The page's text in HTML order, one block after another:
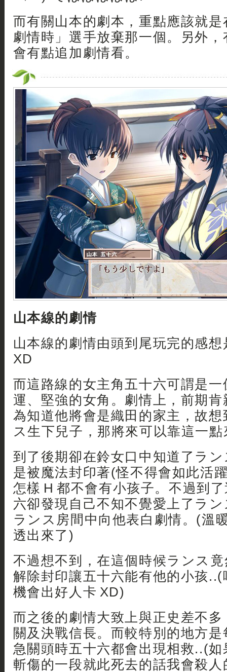
而有關山本的劇本，重點應該就
劇情時」選手放棄那一個。另外
會有點追加劇情看。
山本線的劇情
山本線的劇情由頭到尾玩完的感
XD
而這路線的女主角五十六可謂是
運、堅強的女角。劇情上，前期
為知道他將會是織田的家主，故
ス生下兒子，那將來可以靠這一
到了後期卻在鈴女口中知道了ラ
是被魔法封印著(怪不得會如此活
怎樣 H 都不會有小孩子。不過到
六卻發現自己不知不覺愛上了ラ
ランス房間中向他表白劇情。(溫
透出來了)
不過想不到，在這個時候ランス
解除封印讓五十六能有他的小孩..(
機會出好人卡 XD)
而之後的劇情大致上與正史差不
關及決戰信長。而較特別的地方
急關頭時五十六都會出現相救..(
斬傷的一段就此死去的話我會殺人